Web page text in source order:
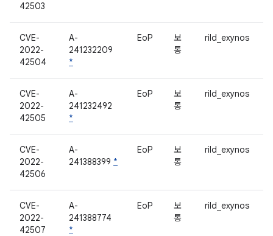
42503
CVE-
2022-
42504
A-
241232209
*
EoP
보
통
rild_exynos
CVE-
2022-
42505
A-
241232492
*
EoP
보
통
rild_exynos
CVE-
2022-
42506
A-
241388399 *
EoP
보
통
rild_exynos
CVE-
2022-
42507
A-
241388774
*
EoP
보
통
rild_exynos